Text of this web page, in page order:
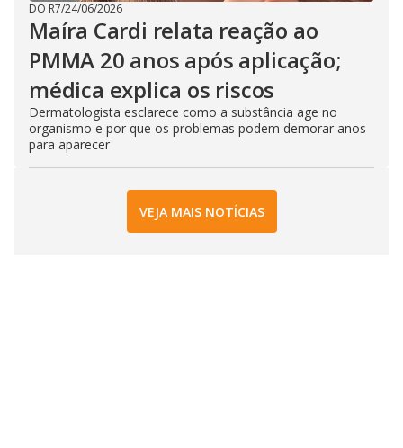
DO R7/24/06/2026
Maíra Cardi relata reação ao
PMMA 20 anos após aplicação;
médica explica os riscos
Dermatologista esclarece como a substância age no
organismo e por que os problemas podem demorar anos
para aparecer
VEJA MAIS NOTÍCIAS